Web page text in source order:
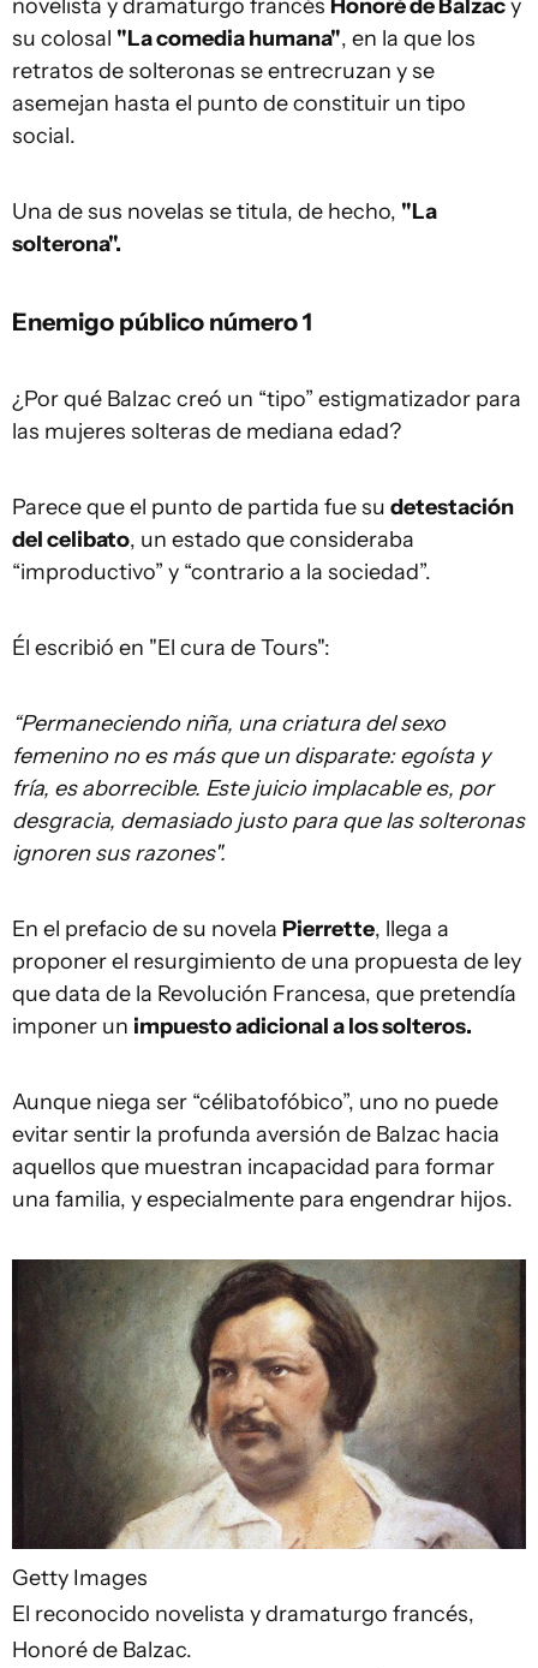
novelista y dramaturgo francés Honoré de Balzacy
su colosal "La comedia humana", en la que los
retratos de solteronas se entrecruzan y se
asemejan hasta el punto de constituir un tipo
social.
Una de sus novelas se titula, de hecho, "La
solterona".
Enemigo público número 1
¿Por qué Balzac creó un “tipo” estigmatizador para
las mujeres solteras de mediana edad?
Parece que el punto de partida fue su detestación
del celibato, un estado que consideraba
“improductivo” y “contrario a la sociedad”.
Él escribió en "El cura de Tours":
“Permaneciendo niña, una criatura del sexo
femenino no es más que un disparate: egoísta y
fría, es aborrecible. Este juicio implacable es, por
desgracia, demasiado justo para que las solteronas
ignoren sus razones".
En el prefacio de su novela Pierrette, llega a
proponer el resurgimiento de una propuesta de ley
que data de la Revolución Francesa, que pretendía
imponer un impuesto adicional a los solteros.
Aunque niega ser “célibatofóbico”, uno no puede
evitar sentir la profunda aversión de Balzac hacia
aquellos que muestran incapacidad para formar
una familia, y especialmente para engendrar hijos.
Getty Images
El reconocido novelista y dramaturgo francés,
Honoré de Balzac.